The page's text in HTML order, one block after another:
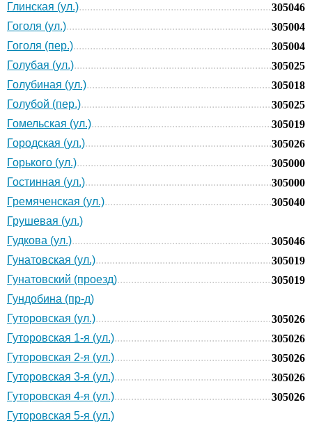
Глинская (ул.)
305046
Гоголя (ул.)
305004
Гоголя (пер.)
305004
Голубая (ул.)
305025
Голубиная (ул.)
305018
Голубой (пер.)
305025
Гомельская (ул.)
305019
Городская (ул.)
305026
Горького (ул.)
305000
Гостинная (ул.)
305000
Гремяченская (ул.)
305040
Грушевая (ул.)
Гудкова (ул.)
305046
Гунатовская (ул.)
305019
Гунатовский (проезд)
305019
Гундобина (пр-д)
Гуторовская (ул.)
305026
Гуторовская 1-я (ул.)
305026
Гуторовская 2-я (ул.)
305026
Гуторовская 3-я (ул.)
305026
Гуторовская 4-я (ул.)
305026
Гуторовская 5-я (ул.)